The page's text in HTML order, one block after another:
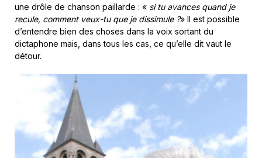
une drôle de chanson paillarde : « si tu avances quand je
recule, comment veux-tu que je dissimule ?» Il est possible
d’entendre bien des choses dans la voix sortant du
dictaphone mais, dans tous les cas, ce qu’elle dit vaut le
détour.